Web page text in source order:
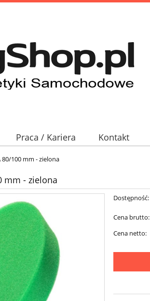
Praca / Kariera Kontakt
80/100 mm - zielona
mm - zielona
Dostępność:
Cena brutto:
Cena netto: